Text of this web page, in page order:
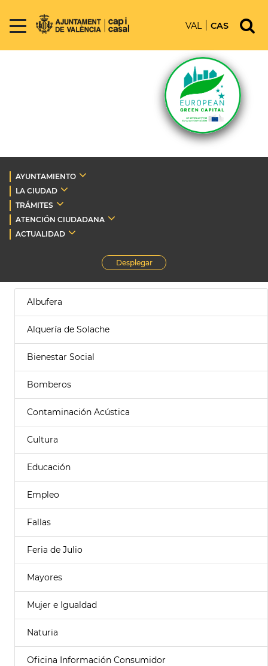
VAL CAS
AYUNTAMIENTO
LA CIUDAD
TRÁMITES
ATENCIÓN CIUDADANA
ACTUALIDAD
Desplegar
Albufera
Alquería de Solache
Bienestar Social
Bomberos
Contaminación Acústica
Cultura
Educación
Empleo
Fallas
Feria de Julio
Mayores
Mujer e Igualdad
Naturia
Oficina Información Consumidor